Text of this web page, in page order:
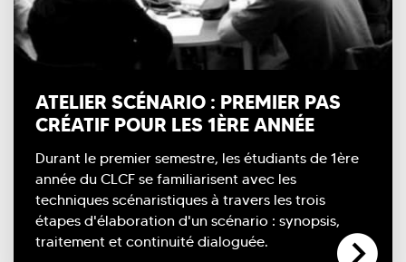
ATELIER SCÉNARIO : PREMIER PAS
CRÉATIF POUR LES 1ÈRE ANNÉE
Durant le premier semestre, les étudiants de 1ère
année du CLCF se familiarisent avec les
techniques scénaristiques à travers les trois
étapes d'élaboration d'un scénario : synopsis,
traitement et continuité dialoguée.